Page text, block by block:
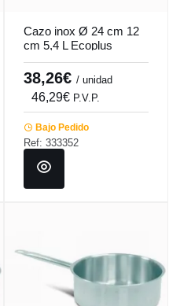
Cazo inox Ø 24 cm 12
cm 5,4 L Ecoplus
Pro.cooker
38,26€ / unidad
46,29€ P.V.P.
Bajo Pedido
Ref: 333352